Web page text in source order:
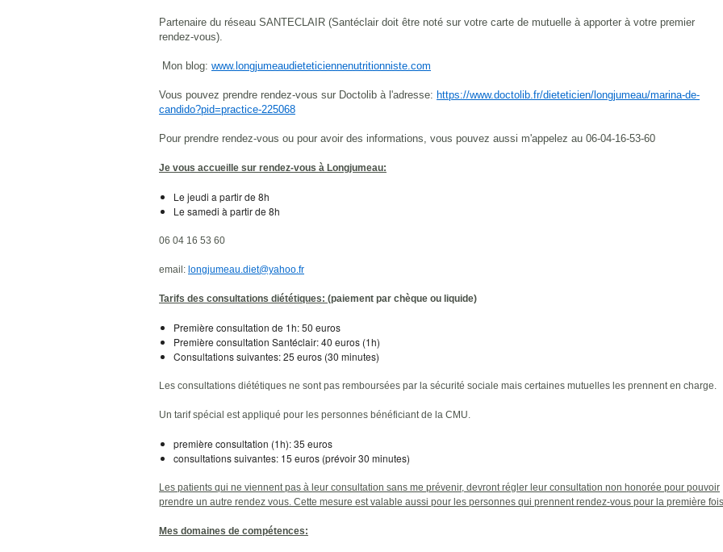
Partenaire du réseau SANTECLAIR (Santéclair doit être noté sur votre carte de mutuelle à apporter à votre premier
rendez-vous).
Mon blog: www.longjumeaudieteticiennenutritionniste.com
Vous pouvez prendre rendez-vous sur Doctolib à l'adresse: https://www.doctolib.fr/dieteticien/longjumeau/marina-de-
candido?pid=practice-225068
Pour prendre rendez-vous ou pour avoir des informations, vous pouvez aussi m'appelez au 06-04-16-53-60
Je vous accueille sur rendez-vous à Longjumeau:
Le jeudi a partir de 8h
Le samedi à partir de 8h
06 04 16 53 60
email: longjumeau.diet@yahoo.fr
Tarifs des consultations diététiques: (paiement par chèque ou liquide)
Première consultation de 1h: 50 euros
Première consultation Santéclair: 40 euros (1h)
Consultations suivantes: 25 euros (30 minutes)
Les consultations diététiques ne sont pas remboursées par la sécurité sociale mais certaines mutuelles les prennent en charge.
Un tarif spécial est appliqué pour les personnes bénéficiant de la CMU.
première consultation (1h): 35 euros
consultations suivantes: 15 euros (prévoir 30 minutes)
Les patients qui ne viennent pas à leur consultation sans me prévenir, devront régler leur consultation non honorée pour pouvoir
prendre un autre rendez vous. Cette mesure est valable aussi pour les personnes qui prennent rendez-vous pour la première
Mes domaines de compétences: